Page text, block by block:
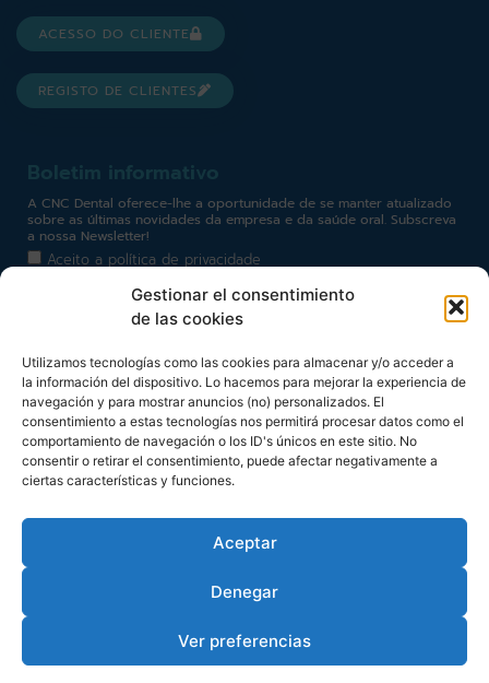
Gestionar el consentimiento
de las cookies
Utilizamos tecnologías como las cookies para almacenar y/o acceder a
la información del dispositivo. Lo hacemos para mejorar la experiencia de
navegación y para mostrar anuncios (no) personalizados. El
consentimiento a estas tecnologías nos permitirá procesar datos como el
comportamiento de navegación o los ID's únicos en este sitio. No
consentir o retirar el consentimiento, puede afectar negativamente a
ciertas características y funciones.
Aceptar
Denegar
Ver preferencias
ACESSO DO CLIENTE
REGISTO DE CLIENTES
Boletim informativo
A CNC Dental oferece-lhe a oportunidade de se manter atualizado
sobre as últimas novidades da empresa e da saúde oral. Subscreva
a nossa Newsletter!
Aceito a política de privacidade
Haz clic para aceptar cookies de marketing y permitir
este contenido
Subscrever
© 2026 CNC Dental. www.cncdental.es